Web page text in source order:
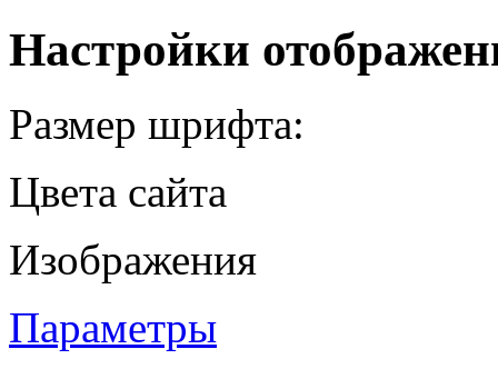
Настройки
Размер шрифта:
Цвета сайта
Изображения
Параметры